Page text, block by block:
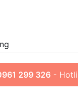
299 326-